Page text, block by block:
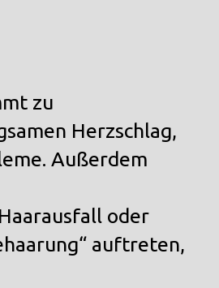
zu
Herzschlag,
Außerdem
oder
“ auftreten,